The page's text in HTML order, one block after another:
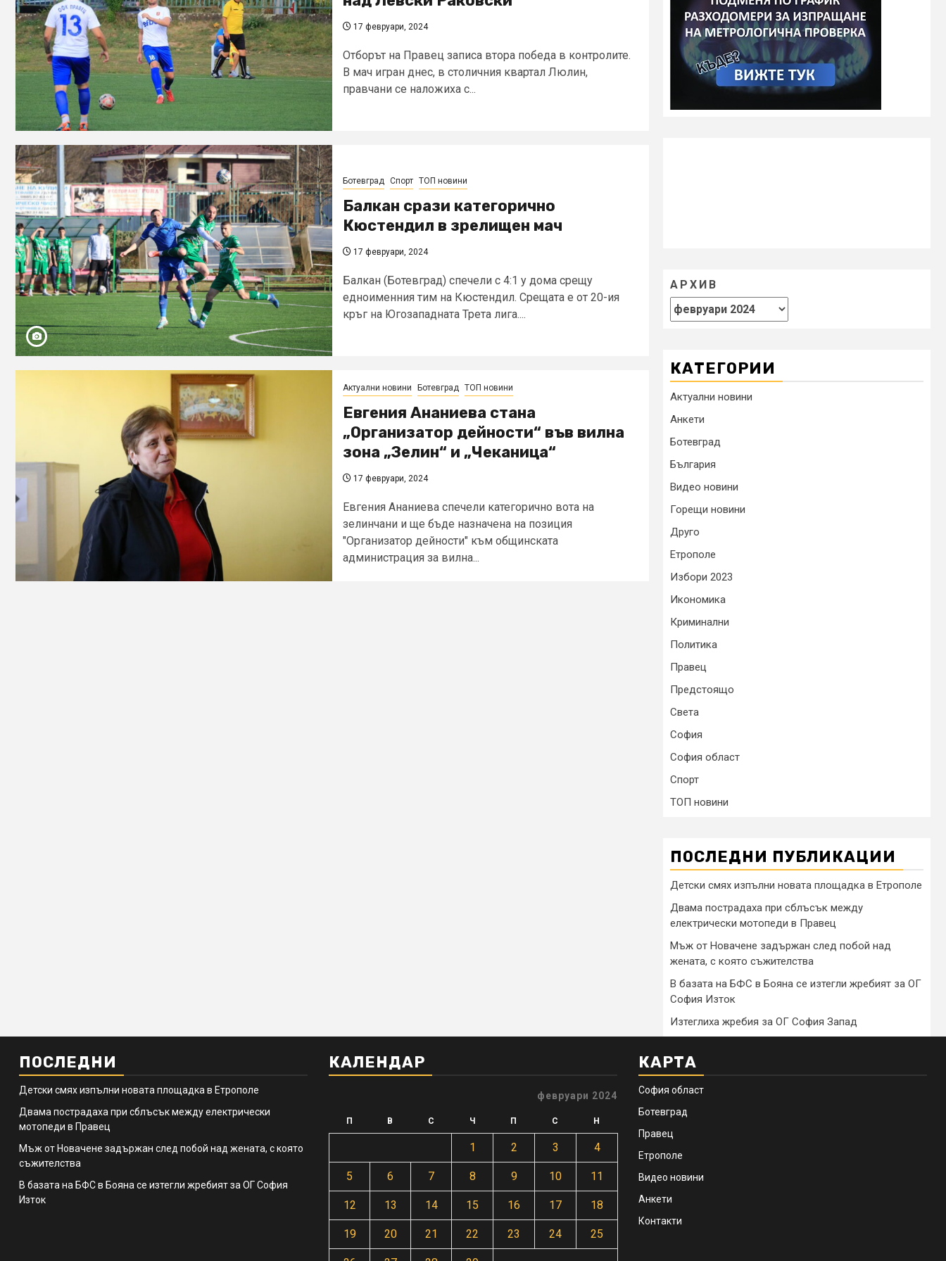
17 февруари, 2024
Отборът на Правец записа втора победа в контролите.
В мач игран днес, в столичния квартал Люлин,
правчани се наложиха с...
Ботевград Спорт ТОП новини
Балкан срази категорично
Кюстендил в зрелищен мач
17 февруари, 2024
Балкан (Ботевград) спечели с 4:1 у дома срещу
едноименния тим на Кюстендил. Срещата е от 20-ия
кръг на Югозападната Трета лига....
Актуални новини Ботевград ТОП новини
Евгения Ананиева стана
„Организатор дейности“ във вилна
зона „Зелин“ и „Чеканица“
17 февруари, 2024
Евгения Ананиева спечели категорично вота на
зелинчани и ще бъде назначена на позиция
"Организатор дейности" към общинската
администрация за вилна...
АРХИВ
КАТЕГОРИИ
Актуални новини
Анкети
Ботевград
България
Видео новини
Горещи новини
Друго
Етрополе
Избори 2023
Икономика
Криминални
Политика
Правец
Предстоящо
Света
София
София област
Спорт
ТОП новини
ПОСЛЕДНИ ПУБЛИКАЦИИ
Детски смях изпълни новата площадка в Етрополе
Двама пострадаха при сблъсък между
електрически мотопеди в Правец
Мъж от Новачене задържан след побой над
жената, с която съжителства
В базата на БФС в Бояна се изтегли жребият за ОГ
София Изток
Изтеглиха жребия за ОГ София Запад
ПОСЛЕДНИ
Детски смях изпълни новата площадка в Етрополе
Двама пострадаха при сблъсък между електрически
мотопеди в Правец
Мъж от Новачене задържан след побой над жената, с която
съжителства
В базата на БФС в Бояна се изтегли жребият за ОГ София
Изток
КАЛЕНДАР
февруари 2024
П В С Ч П С Н
1 2 3 4
5 6 7 8 9 10 11
12 13 14 15 16 17 18
19 20 21 22 23 24 25
КАРТА
София област
Ботевград
Правец
Етрополе
Видео новини
Анкети
Контакти